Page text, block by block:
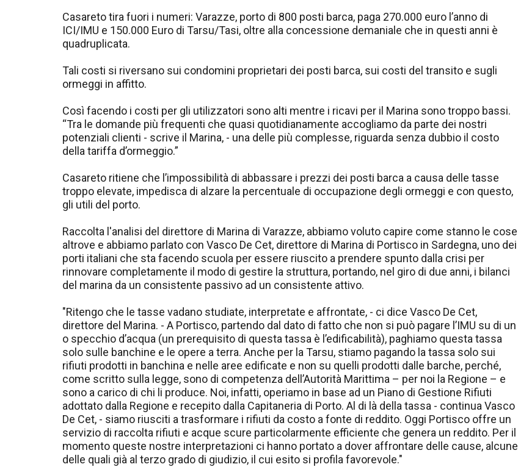
Casareto tira fuori i numeri: Varazze, porto di 800 posti barca, paga 270.000 euro l’anno di
ICI/IMU e 150.000 Euro di Tarsu/Tasi, oltre alla concessione demaniale che in questi anni è
quadruplicata.
Tali costi si riversano sui condomini proprietari dei posti barca, sui costi del transito e sugli
ormeggi in affitto.
Così facendo i costi per gli utilizzatori sono alti mentre i ricavi per il Marina sono troppo bassi.
“Tra le domande più frequenti che quasi quotidianamente accogliamo da parte dei nostri
potenziali clienti - scrive il Marina, - una delle più complesse, riguarda senza dubbio il costo
della tariffa d’ormeggio.”
Casareto ritiene che l’impossibilità di abbassare i prezzi dei posti barca a causa delle tasse
troppo elevate, impedisca di alzare la percentuale di occupazione degli ormeggi e con questo,
gli utili del porto.
Raccolta l'analisi del direttore di Marina di Varazze, abbiamo voluto capire come stanno le cose
altrove e abbiamo parlato con Vasco De Cet, direttore di Marina di Portisco in Sardegna, uno dei
porti italiani che sta facendo scuola per essere riuscito a prendere spunto dalla crisi per
rinnovare completamente il modo di gestire la struttura, portando, nel giro di due anni, i bilanci
del marina da un consistente passivo ad un consistente attivo.
"Ritengo che le tasse vadano studiate, interpretate e affrontate, - ci dice Vasco De Cet,
direttore del Marina. - A Portisco, partendo dal dato di fatto che non si può pagare l’IMU su di un
o specchio d’acqua (un prerequisito di questa tassa è l’edificabilità), paghiamo questa tassa
solo sulle banchine e le opere a terra. Anche per la Tarsu, stiamo pagando la tassa solo sui
rifiuti prodotti in banchina e nelle aree edificate e non su quelli prodotti dalle barche, perché,
come scritto sulla legge, sono di competenza dell’Autorità Marittima – per noi la Regione – e
sono a carico di chi li produce. Noi, infatti, operiamo in base ad un Piano di Gestione Rifiuti
adottato dalla Regione e recepito dalla Capitaneria di Porto. Al di là della tassa - continua Vasco
De Cet, - siamo riusciti a trasformare i rifiuti da costo a fonte di reddito. Oggi Portisco offre un
servizio di raccolta rifiuti e acque scure particolarmente efficiente che genera un reddito. Per il
momento queste nostre interpretazioni ci hanno portato a dover affrontare delle cause, alcune
delle quali già al terzo grado di giudizio, il cui esito si profila favorevole."